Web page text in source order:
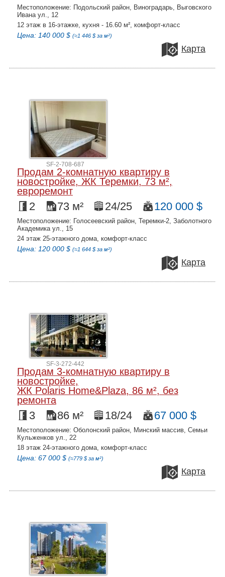
Местоположение: Подольский район, Виноградарь, Выговского
Ивана ул., 12
12 этаж в 16-этажке, кухня - 16.60 м², комфорт-класс
Цена: 140 000 $ (≈1 446 $ за м²)
Карта
SF-2-708-687
Продам 2-комнатную квартиру в
новостройке, ЖК Теремки, 73 м²,
евроремонт
2 73 м² 24/25 120 000 $
Местоположение: Голосеевский район, Теремки-2, Заболотного
Академика ул., 15
24 этаж 25-этажного дома, комфорт-класс
Цена: 120 000 $ (≈1 644 $ за м²)
Карта
SF-3-272-442
Продам 3-комнатную квартиру в
новостройке,
ЖК Polaris Home&Plaza, 86 м², без
ремонта
3 86 м² 18/24 67 000 $
Местоположение: Оболонский район, Минский массив, Семьи
Кульженков ул., 22
18 этаж 24-этажного дома, комфорт-класс
Цена: 67 000 $ (≈779 $ за м²)
Карта